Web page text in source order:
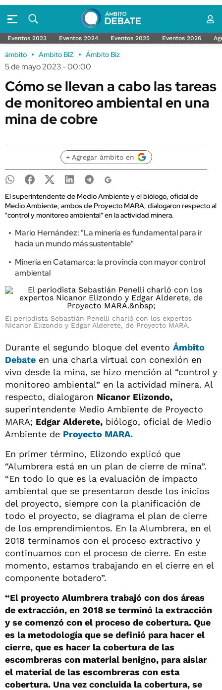
Eventos 2023 Eventos 2024 Eventos 2025 Eventos 2026
ámbito Ambito BIZ Ámbito Biz
5 de mayo 2023 - 00:00
Cómo se llevan a cabo las tareas
de monitoreo ambiental en una
mina de cobre
+ Agregar ámbito en
El superintendente de Medio Ambiente y el biólogo, oficial de
Medio Ambiente, ambos de Proyecto MARA, dialogaron respecto al
"control y monitoreo ambiental" en la actividad minera.
Mario Hernández: "La minería es fundamental para ir
hacia un mundo más sustentable"
Minería en Catamarca: la provincia con mayor control
ambiental
El periodista Sebastián Penelli charló con los expertos
Nicanor Elizondo y Edgar Alderete, de Proyecto MARA.
Durante el segundo bloque del evento Ámbito
Debate en una charla virtual con conexión en
vivo desde la mina, se hizo mención al “control y
monitoreo ambiental” en la actividad minera. Al
respecto, dialogaron Nicanor Elizondo,
superintendente Medio Ambiente de Proyecto
MARA; Edgar Alderete, biólogo, oficial de Medio
Ambiente de Proyecto MARA.
En primer término, Elizondo explicó que
“Alumbrera está en un plan de cierre de mina”.
“En todo lo que es la evaluación de impacto
ambiental que se presentaron desde los inicios
del proyecto, siempre con la planificación de
todo el proyecto, se diagrama el plan de cierre
de los emprendimientos. En la Alumbrera, en el
2018 terminamos con el proceso extractivo y
continuamos con el proceso de cierre. En este
momento, estamos trabajando en el cierre en el
componente botadero”.
“El proyecto Alumbrera trabajó con dos áreas
de extracción, en 2018 se terminó la extracción
y se comenzó con el proceso de cobertura. Que
es la metodología que se definió para hacer el
cierre, que es hacer la cobertura de las
escombreras con material benigno, para aislar
el material de las escombreras con esta
cobertura. Una vez concluida la cobertura, se